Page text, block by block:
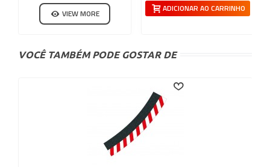
VIEW MORE ADICIONAR AO CARRINHO
VOCÊ TAMBÉM PODE GOSTAR DE